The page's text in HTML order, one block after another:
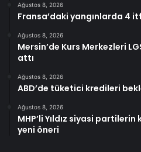
Ağustos 8, 2026
Fransa’daki yangınlarda 4
Ağustos 8, 2026
Mersin’de Kurs Merkezleri
attı
Ağustos 8, 2026
ABD’de tüketici kredileri
Ağustos 8, 2026
MHP’li Yıldız siyasi
yeni öneri